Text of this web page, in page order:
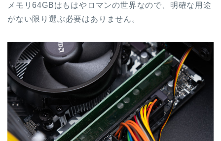
メモリ64GBはもはやロマンの世界なので、明確な用途
がない限り選ぶ必要はありません。